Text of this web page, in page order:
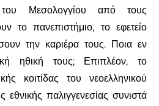
Μεσολογγίου από τους
το πανεπιστήμιο, το εφετείο
την καριέρα τους. Ποια εν
ηθική τους; Επιπλέον, το
κοιτίδας του νεοελληνικού
εθνικής παλιγγενεσίας συνιστά